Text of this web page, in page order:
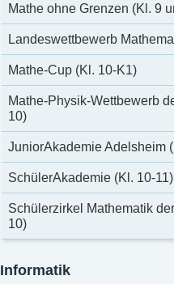
Mathe ohne Grenzen (Kl. 9
Landeswettbewerb
Mathe-Cup (Kl. 10-K1)
Mathe-Physik-Wettbewerb
10)
JuniorAkademie Adelsheim
SchülerAkademie (Kl. 10-11)
Schülerzirkel Mathematik
10)
Informatik